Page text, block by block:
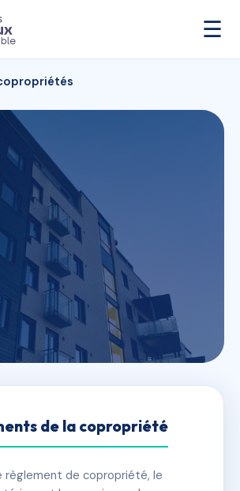
☰
GENEVE
🏠 126 lots 🏗 2 bâtiment(s)
de la copropriété
règlement de copropriété, le